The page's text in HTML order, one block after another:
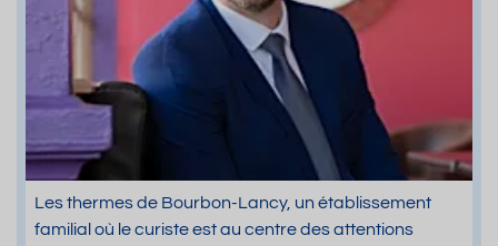
Les thermes de Bourbon-Lancy, un établissement
familial où le curiste est au centre des attentions